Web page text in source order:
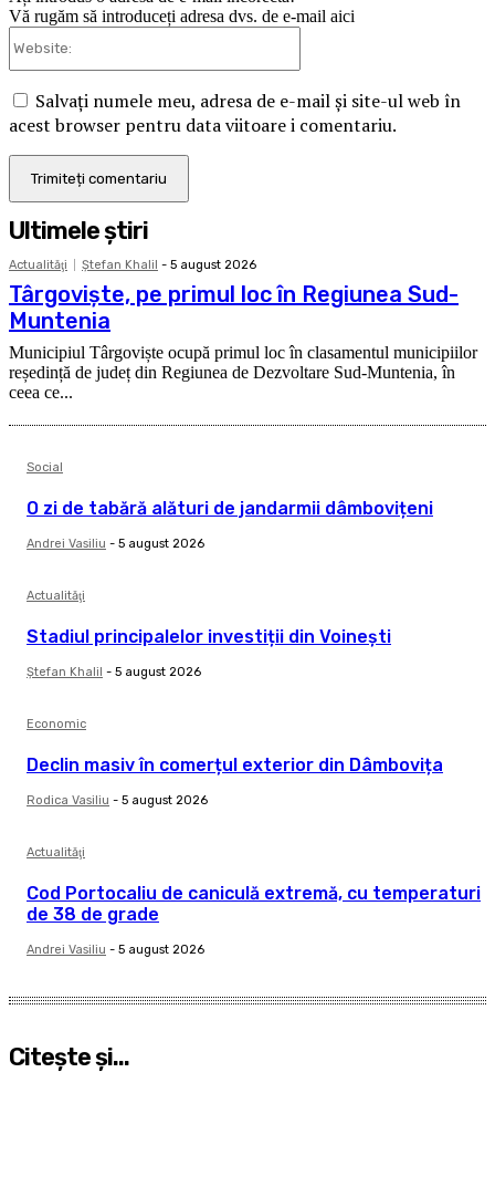
Vă rugăm să introduceți adresa dvs. de e-mail aici
Salvați numele meu, adresa de e-mail și site-ul web în
acest browser pentru data viitoare i comentariu.
Ultimele ştiri
Actualităţi Ştefan Khalil - 5 august 2026
Târgoviște, pe primul loc în Regiunea Sud-
Muntenia
Municipiul Târgoviște ocupă primul loc în clasamentul municipiilor
reședință de județ din Regiunea de Dezvoltare Sud-Muntenia, în
ceea ce...
Social
O zi de tabără alături de jandarmii dâmbovițeni
Andrei Vasiliu - 5 august 2026
Actualităţi
Stadiul principalelor investiții din Voinești
Ştefan Khalil - 5 august 2026
Economic
Declin masiv în comerțul exterior din Dâmbovița
Rodica Vasiliu - 5 august 2026
Actualităţi
Cod Portocaliu de caniculă extremă, cu temperaturi
de 38 de grade
Andrei Vasiliu - 5 august 2026
Citeşte şi...